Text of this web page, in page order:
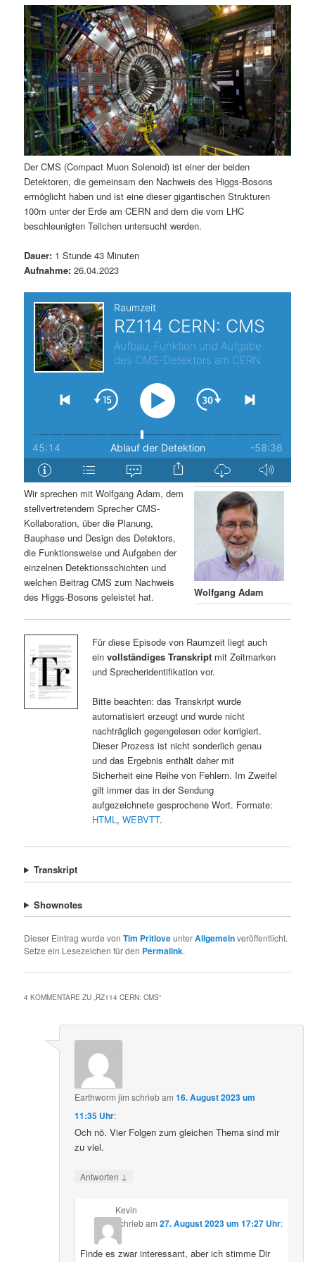
ä
r
e
n
I
n
h
l
t
s
p
n
g
e
n
n
d
ä
r
e
n
I
h
a
l
t
r
i
n
g
e
n
a
v
i
g
a
t
i
o
n
Der CMS (Compact Muon Solenoid) ist einer der beiden
Detektoren, die gemeinsam den Nachweis des Higgs-Bosons
ermöglicht haben und ist eine dieser gigantischen Strukturen
100m unter der Erde am CERN and dem die vom LHC
beschleunigten Teilchen untersucht werden.
Dauer: 1 Stunde 43 Minuten
Aufnahme: 26.04.2023
Wolfgang Adam
Wir sprechen mit Wolfgang Adam, dem
stellvertretendem Sprecher CMS-
Kollaboration, über die Planung,
Bauphase und Design des Detektors,
die Funktionsweise und Aufgaben der
einzelnen Detektionsschichten und
welchen Beitrag CMS zum Nachweis
des Higgs-Bosons geleistet hat.
Für diese Episode von Raumzeit liegt auch
ein vollständiges Transkriptmit Zeitmarken
und Sprecheridentifikation vor.
Bitte beachten: das Transkript wurde
automatisiert erzeugt und wurde nicht
nachträglich gegengelesen oder korrigiert.
Dieser Prozess ist nicht sonderlich genau
und das Ergebnis enthält daher mit
Sicherheit eine Reihe von Fehlern. Im Zweifel
gilt immer das in der Sendung
aufgezeichnete gesprochene Wort. Formate:
HTML, WEBVTT.
Transkript
Shownotes
Dieser Eintrag wurde vonTim PritloveunterAllgemeinveröffentlicht.
Setze ein Lesezeichen für den Permalink.
4 KOMMENTARE ZU „ RZ114 CERN: CMS“
Earthworm jim schriebam16. August 2023 um
11:35 Uhr:
Och nö. Vier Folgen zum gleichen Thema sind mir
zu viel.
Antworten ↓
Kevin
schriebam 27. August 2023 um 17:27 Uhr:
Finde es zwar interessant, aber ich stimme Dir